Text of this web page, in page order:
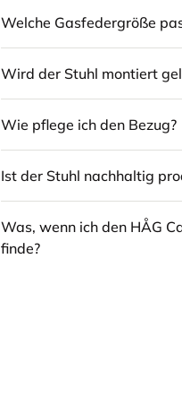
Welche Gasfedergröße
Wird der Stuhl montiert
Wie pflege ich den Bezug?
Ist der Stuhl nachhaltig
Was, wenn ich den HÅG
finde?